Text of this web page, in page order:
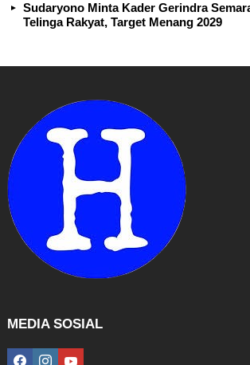
Sudaryono Minta Kader Gerindra
Telinga Rakyat, Target Menang 2029
MEDIA SOSIAL
facebookinstagramyoutube